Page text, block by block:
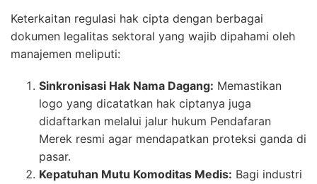
Keterkaitan regulasi hak cipta dengan berbagai
dokumen legalitas sektoral yang wajib dipahami oleh
manajemen meliputi:
Sinkronisasi Hak Nama Dagang: Memastikan
logo yang dicatatkan hak ciptanya juga
didaftarkan melalui jalur hukum Pendafaran
Merek resmi agar mendapatkan proteksi ganda di
pasar.
Kepatuhan Mutu Komoditas Medis: Bagi industri